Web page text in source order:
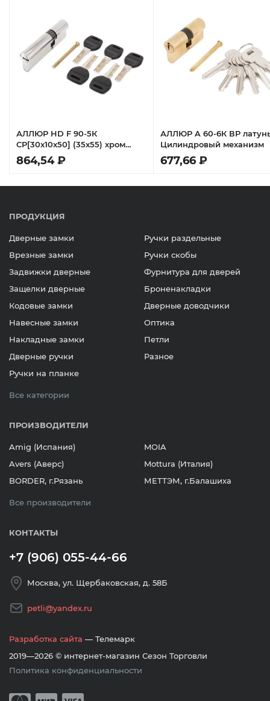
АЛЛЮР HD F 90-5К
CP[30x10x50] (35x55) хром
перф.кл БЛИСТЕР
Цилиндровый механизм
864,54 ₽
АЛЛЮР A 60-6К ВР
Цилиндровый механизм
677,66 ₽
ПРОДУКЦИЯ
Дверные замки
Врезные замки
Задвижки дверные
Защелки дверные
Кодовые замки
Навесные замки
Накладные замки
Дверные ручки
Ручки на планке
Ручки раздельные
Ручки скобы
Фурнитура для дверей
Броненакладки
Дверные доводчики
Оптика
Петли
Разное
Все категории
ПРОИЗВОДИТЕЛИ
Amig (Испания)
Avers (Аверс)
BORDER, г.Рязань
MOIA
Mottura (Италия)
МЕТТЭМ, г.Балашиха
Все производители
КОНТАКТЫ
+7 (906) 055-44-66
Москва, ул. Щербаковская, д. 58Б
petli@yandex.ru
Разработка сайта — Телемарк
2019—2026 © интернет-магазин Сезон Торговли
Политика конфиденциальности
Принимается оплата банковскими